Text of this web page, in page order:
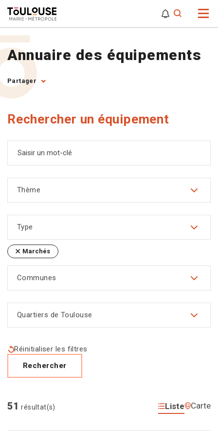
Annuaire des équipements
Partager
Rechercher un équipement
Thème
Type
Marchés
Communes
Quartiers de Toulouse
Réinitialiser les filtres
Rechercher
51 résultat(s) Liste Carte